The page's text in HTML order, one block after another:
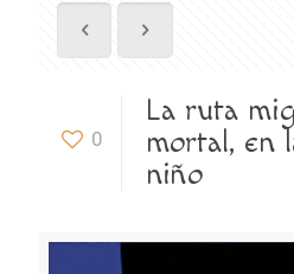
0
La ruta
mortal, en
niño